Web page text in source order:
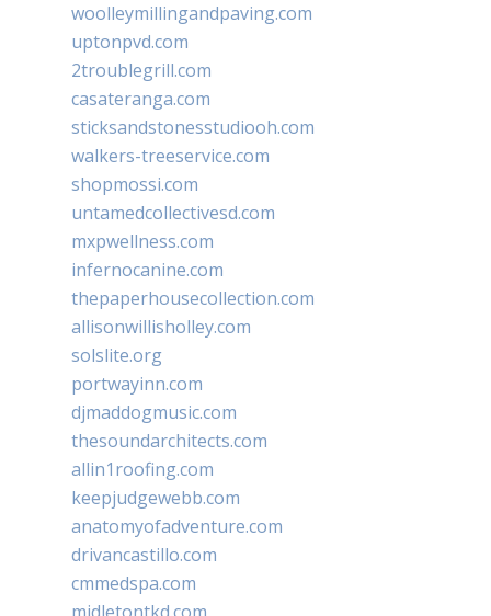
woolleymillingandpaving.com
uptonpvd.com
2troublegrill.com
casateranga.com
sticksandstonesstudiooh.com
walkers-treeservice.com
shopmossi.com
untamedcollectivesd.com
mxpwellness.com
infernocanine.com
thepaperhousecollection.com
allisonwillisholley.com
solslite.org
portwayinn.com
djmaddogmusic.com
thesoundarchitects.com
allin1roofing.com
keepjudgewebb.com
anatomyofadventure.com
drivancastillo.com
cmmedspa.com